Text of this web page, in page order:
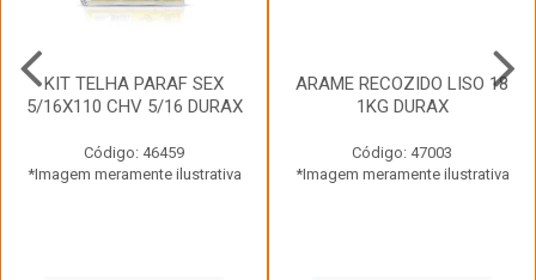
KIT TELHA PARAF SEX
5/16X110 CHV 5/16 DURAX
Código: 46459
*Imagem meramente ilustrativa
ARAME RECOZIDO LISO 18
1KG DURAX
Código: 47003
*Imagem meramente ilustrativa